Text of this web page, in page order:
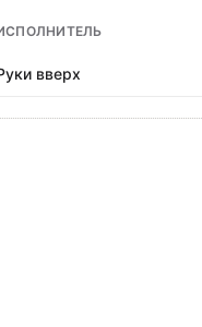
вверх